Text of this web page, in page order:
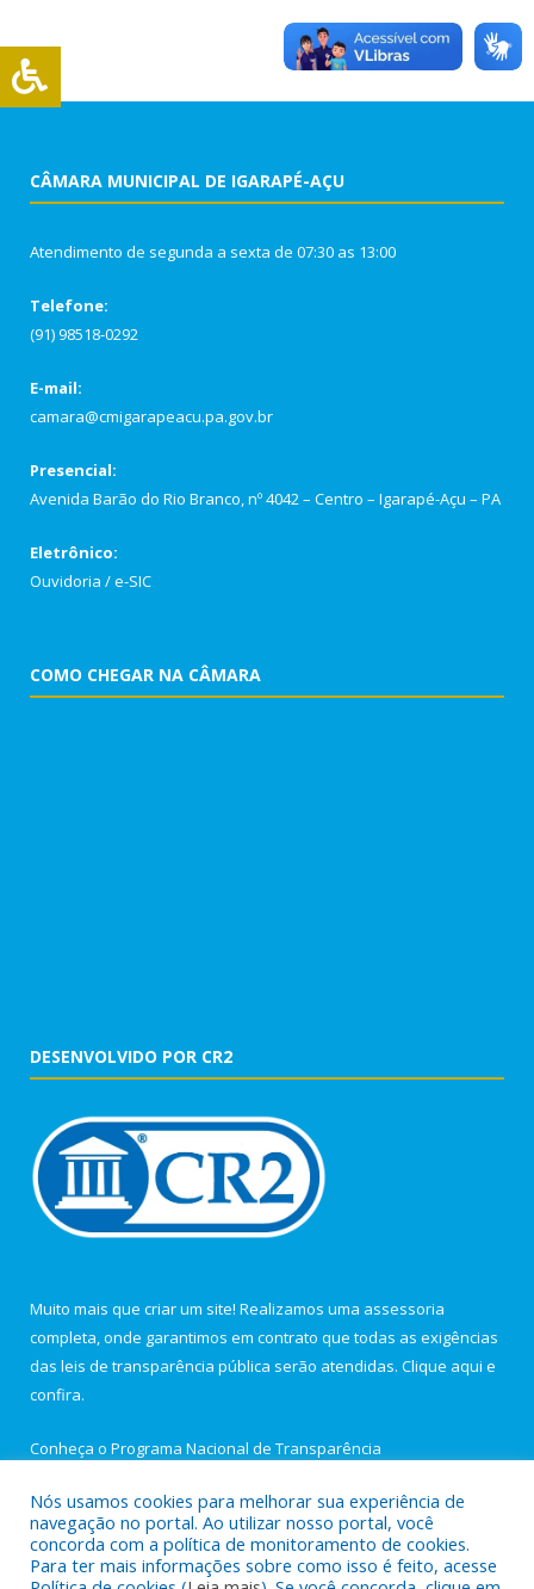
CÂMARA MUNICIPAL DE IGARAPÉ-AÇU
Atendimento de segunda a sexta de 07:30 as 13:00
Telefone:
(91) 98518-0292
E-mail:
camara@cmigarapeacu.pa.gov.br
Presencial:
Avenida Barão do Rio Branco, nº 4042 – Centro – Igarapé-Açu – PA
Eletrônico:
Ouvidoria /e-SIC
COMO CHEGAR NA CÂMARA
DESENVOLVIDO POR CR2
Muito mais que criar um site! Realizamos uma assessoria
completa, onde garantimos em contrato que todas as exigências
das leis de transparência pública serão atendidas. Clique aqui e
confira.
Conheça o Programa Nacional de Transparência
Todos os direitos reservados a Câmara Municipal de Igarapé-
Nós usamos cookies para melhorar sua experiência de
navegação no portal. Ao utilizar nosso portal, você
concorda com a política de monitoramento de cookies.
Para ter mais informações sobre como isso é feito, acesse